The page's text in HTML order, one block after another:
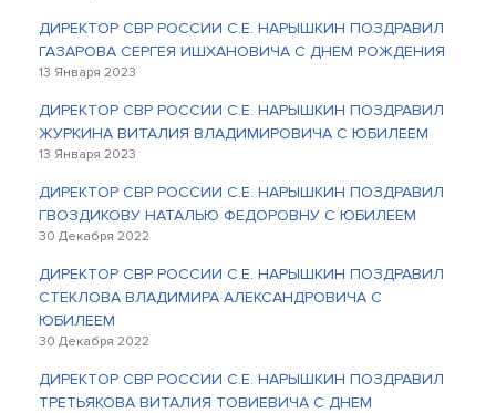
ДИРЕКТОР СВР РОССИИ С.Е. НАРЫШКИН ПОЗДРАВИЛ
ГАЗАРОВА СЕРГЕЯ ИШХАНОВИЧА С ДНЕМ РОЖДЕНИЯ
13 Января 2023
ДИРЕКТОР СВР РОССИИ С.Е. НАРЫШКИН ПОЗДРАВИЛ
ЖУРКИНА ВИТАЛИЯ ВЛАДИМИРОВИЧА С ЮБИЛЕЕМ
13 Января 2023
ДИРЕКТОР СВР РОССИИ С.Е. НАРЫШКИН ПОЗДРАВИЛ
ГВОЗДИКОВУ НАТАЛЬЮ ФЕДОРОВНУ С ЮБИЛЕЕМ
30 Декабря 2022
ДИРЕКТОР СВР РОССИИ С.Е. НАРЫШКИН ПОЗДРАВИЛ
СТЕКЛОВА ВЛАДИМИРА АЛЕКСАНДРОВИЧА С
ЮБИЛЕЕМ
30 Декабря 2022
ДИРЕКТОР СВР РОССИИ С.Е. НАРЫШКИН ПОЗДРАВИЛ
ТРЕТЬЯКОВА ВИТАЛИЯ ТОВИЕВИЧА С ДНЕМ